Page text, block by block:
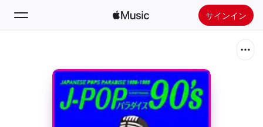
サインイン
新着おすすめ
Apple Musicをインストール